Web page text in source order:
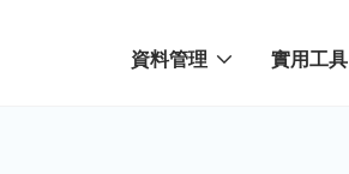
資料管理 實用工具